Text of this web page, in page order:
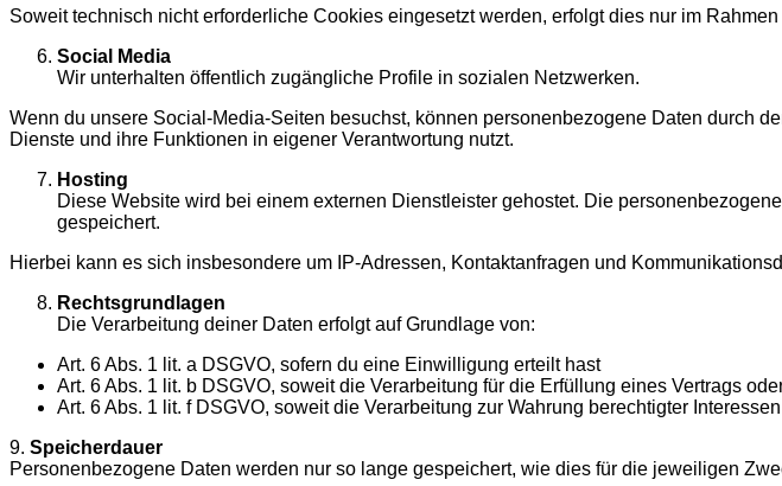
Soweit technisch nicht erforderliche Cookies eingesetzt werden, erfolgt dies nur im
Social Media
Wir unterhalten öffentlich zugängliche Profile in sozialen Netzwerken.
Wenn du unsere Social-Media-Seiten besuchst, können personenbezogene Daten durch
Dienste und ihre Funktionen in eigener Verantwortung nutzt.
Hosting
Diese Website wird bei einem externen Dienstleister gehostet. Die
gespeichert.
Hierbei kann es sich insbesondere um IP-Adressen, Kontaktanfragen und
Rechtsgrundlagen
Die Verarbeitung deiner Daten erfolgt auf Grundlage von:
Art. 6 Abs. 1 lit. a DSGVO, sofern du eine Einwilligung erteilt hast
Art. 6 Abs. 1 lit. b DSGVO, soweit die Verarbeitung für die Erfüllung eines Vertrags
Art. 6 Abs. 1 lit. f DSGVO, soweit die Verarbeitung zur Wahrung berechtigter
9. Speicherdauer
Personenbezogene Daten werden nur so lange gespeichert, wie dies für die jeweiligen